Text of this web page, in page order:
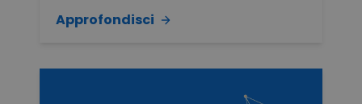
Approfondisci